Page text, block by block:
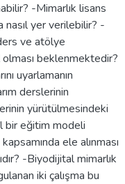
-Mimarlık lisans
nasıl yer verilebilir? -
ve atölye
olması beklenmektedir?
uyarlamanın
derslerinin
yürütülmesindeki
bir eğitim modeli
ele alınması
-Biyodijital mimarlık
iki çalışma bu